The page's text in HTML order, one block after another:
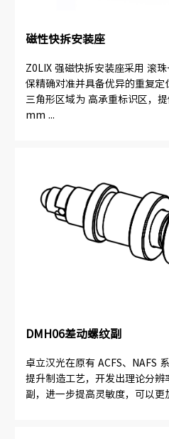
磁性快拆安装座
Z0LIX 强磁快拆安装座采用 滚
保精确对准并具备优异的重复
三角形区域为 高承重标识区，
mm ...
DMH06差动螺纹副
卓立汉光在原有 ACFS、NAFS
提升制造工艺，开发出理论分
副，进一步提高灵敏度，可以更